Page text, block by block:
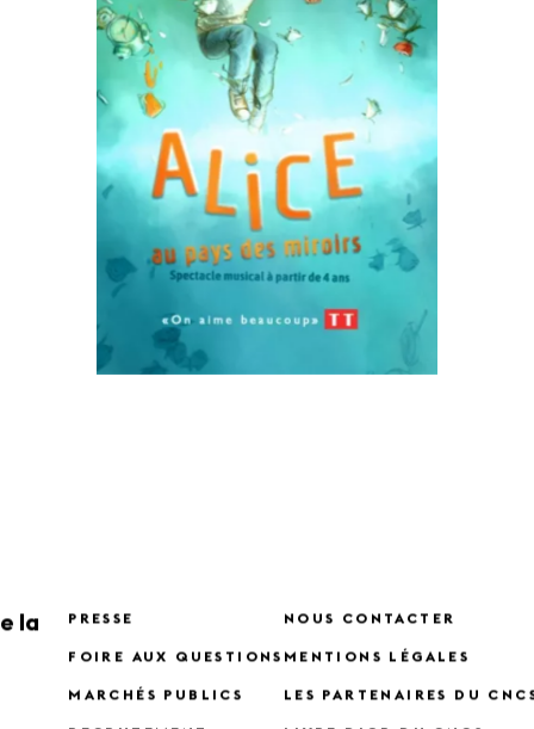
la PRESSE
FOIRE AUX QUESTIONS
MARCHÉS PUBLICS
NOUS CONTACTER
MENTIONS LÉGALES
LES PARTENAIRES DU